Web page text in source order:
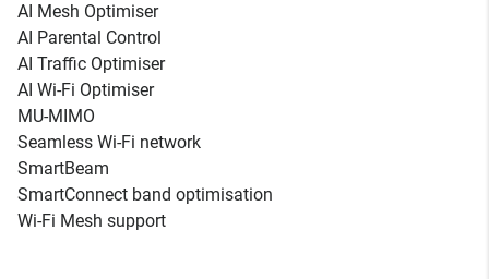
AI Mesh Optimiser
AI Parental Control
AI Traffic Optimiser
AI Wi-Fi Optimiser
MU-MIMO
Seamless Wi-Fi network
SmartBeam
SmartConnect band optimisation
Wi-Fi Mesh support